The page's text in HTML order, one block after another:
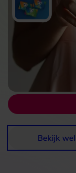
Bekijk